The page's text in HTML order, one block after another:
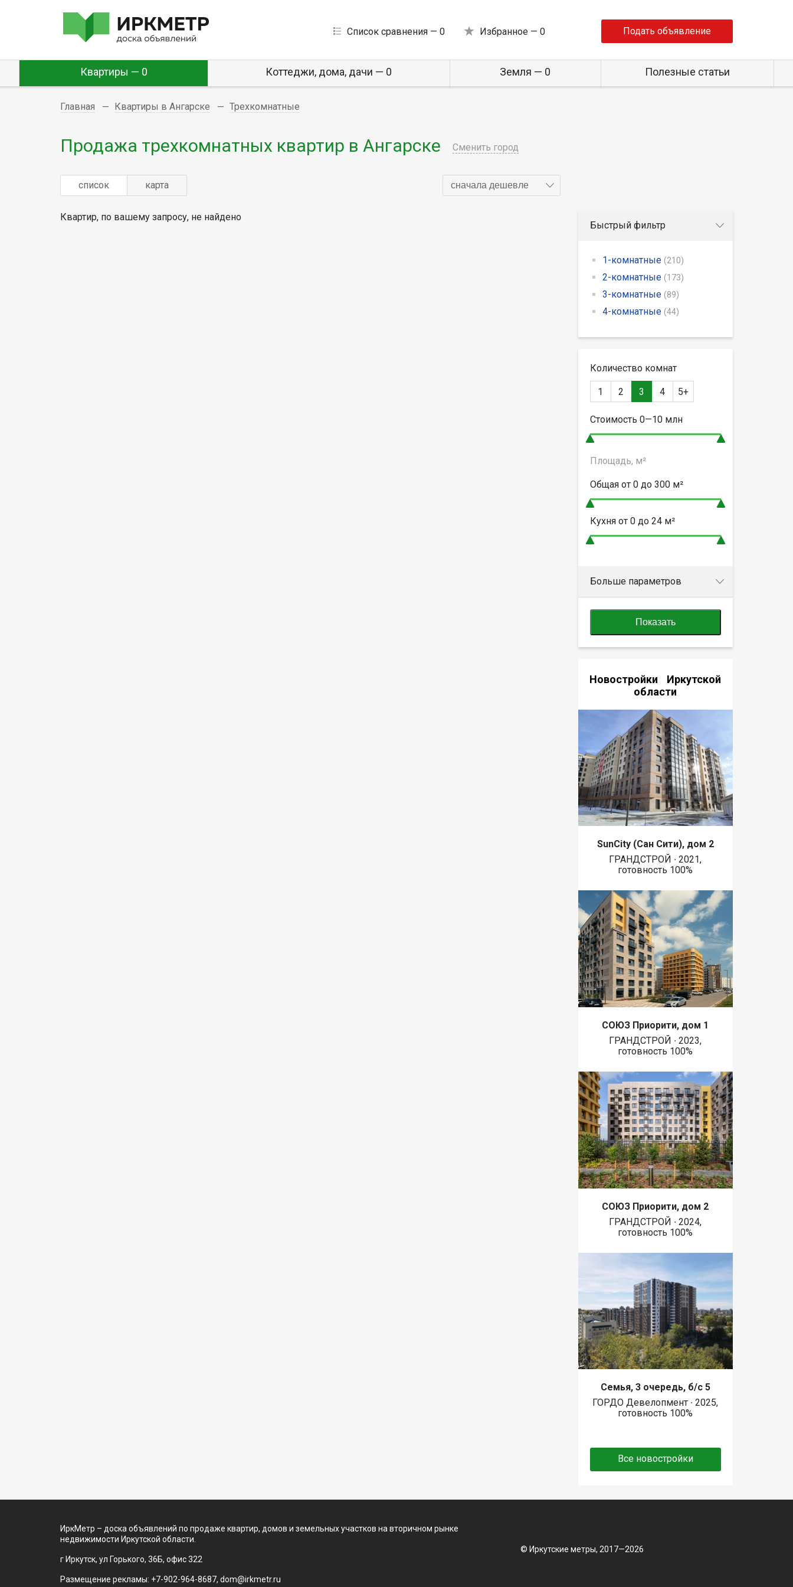
Список сравнения — 0 Избранное — 0 Подать объявление
Квартиры — 0 Коттеджи, дома, дачи — 0 Земля — 0 Полезные статьи
Главная Квартиры в Ангарске Трехкомнатные
Продажа трехкомнатных квартир в Ангарске Сменить город
список карта сначала дешевле
Квартир, по вашему запросу, не найдено
Быстрый фильтр
1-комнатные (210)
2-комнатные (173)
3-комнатные (89)
4-комнатные (44)
Количество комнат
1 2 3 4 5+
Стоимость 0—10млн
Площадь, м²
Общая от 0 до 300м²
Кухня от 0 до 24м²
Больше параметров
Показать
Новостройки Иркутской
области
SunCity (Сан Сити), дом 2
ГРАНДСТРОЙ ∙ 2021,
готовность 100%
СОЮЗ Приорити, дом 1
ГРАНДСТРОЙ ∙ 2023,
готовность 100%
СОЮЗ Приорити, дом 2
ГРАНДСТРОЙ ∙ 2024,
готовность 100%
Семья, 3 очередь, б/с 5
ГОРДО Девелопмент ∙ 2025,
готовность 100%
Все новостройки
ИркМетр – доска объявлений по продаже квартир, домов и земельных участков на вторичном рынке
недвижимости Иркутской области.
г Иркутск, ул Горького, 36Б, офис 322
Размещение рекламы: +7-902-964-8687, dom@irkmetr.ru
© Иркутские метры, 2017—2026